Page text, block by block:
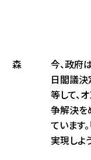
森
今、政府
日閣議決
等して、
争解決を
ています
実現しよ